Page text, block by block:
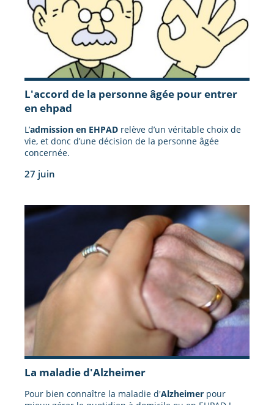
L'accord de la personne âgée pour entrer
en ehpad
L’admission en EHPAD relève d’un véritable choix de
vie, et donc d’une décision de la personne âgée
concernée.
27 juin
La maladie d'Alzheimer
Pour bien connaître la maladie d'Alzheimer pour